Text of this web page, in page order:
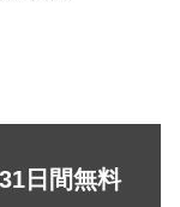
日間無料